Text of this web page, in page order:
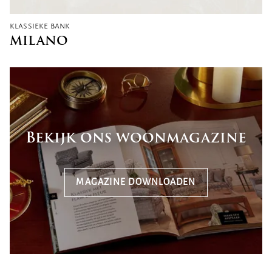
klassieke bank
MILANO
Bekijk ons woonmagazine
MAGAZINE DOWNLOADEN